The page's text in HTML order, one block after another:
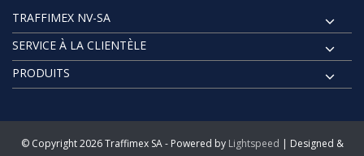
TRAFFIMEX NV-SA
SERVICE À LA CLIENTÈLE
PRODUITS
© Copyright 2026 Traffimex SA - Powered by Lightspeed | Designed &